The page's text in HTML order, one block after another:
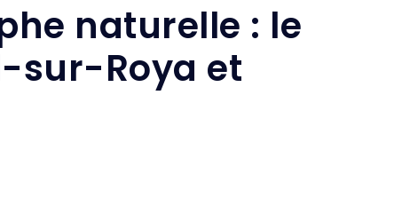
naturelle : le
sur-Roya et